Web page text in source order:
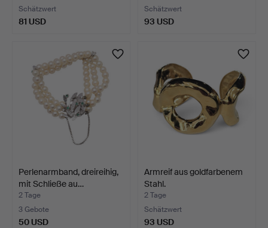
Schätzwert
81 USD
Schätzwert
93 USD
Perlenarmband, dreireihig,
mit Schließe au…
2 Tage
3 Gebote
50 USD
Armreif aus goldfarbenem
Stahl.
2 Tage
Schätzwert
93 USD